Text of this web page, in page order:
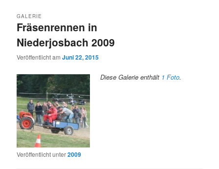
Fräsenrennen in
Niederjosbach 2009
GALERIE
Veröffentlicht amJuni 22, 2015
Diese Galerie enthält 1 Foto.
Veröffentlicht unter2009